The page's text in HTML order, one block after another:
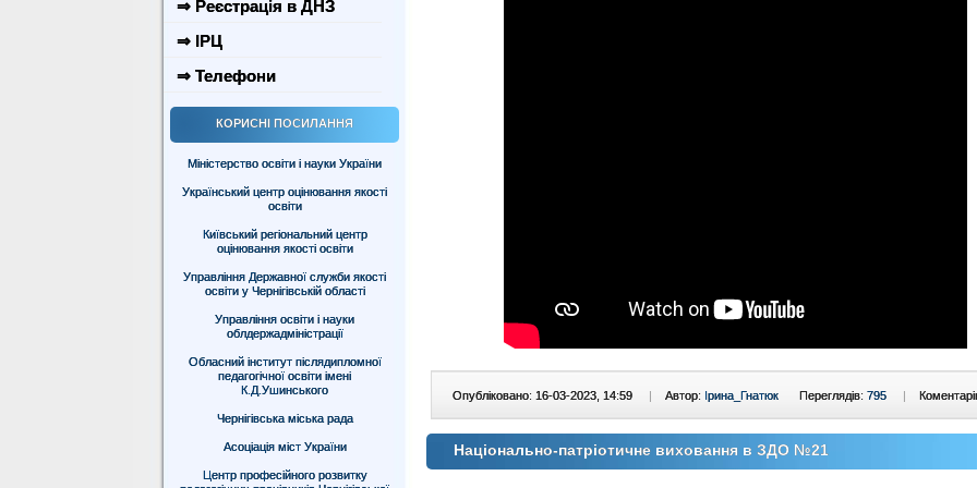
⇒ Реєстрація в ДНЗ
⇒ ІРЦ
⇒ Телефони
КОРИСНІ ПОСИЛАННЯ
Міністерство освіти і науки України
Український центр оцінювання якості
освіти
Київський регіональний центр
оцінювання якості освіти
Управління Державної служби якості
освіти у Чернігівській області
Управління освіти і науки
облдержадміністрації
Обласний інститут післядипломної
педагогічної освіти імені
К.Д.Ушинського
Чернігівська міська рада
Асоціація міст України
Центр професійного розвитку
Опубліковано: 16-03-2023, 14:59 | Автор: Ірина_Гнатюк Переглядів: 795 |
Національно-патріотичне виховання в ЗДО №21